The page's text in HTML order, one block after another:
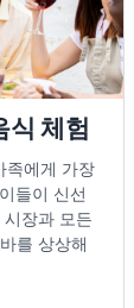
식 체험
족에게 가장
들이 신선
장과 모든
를 상상해